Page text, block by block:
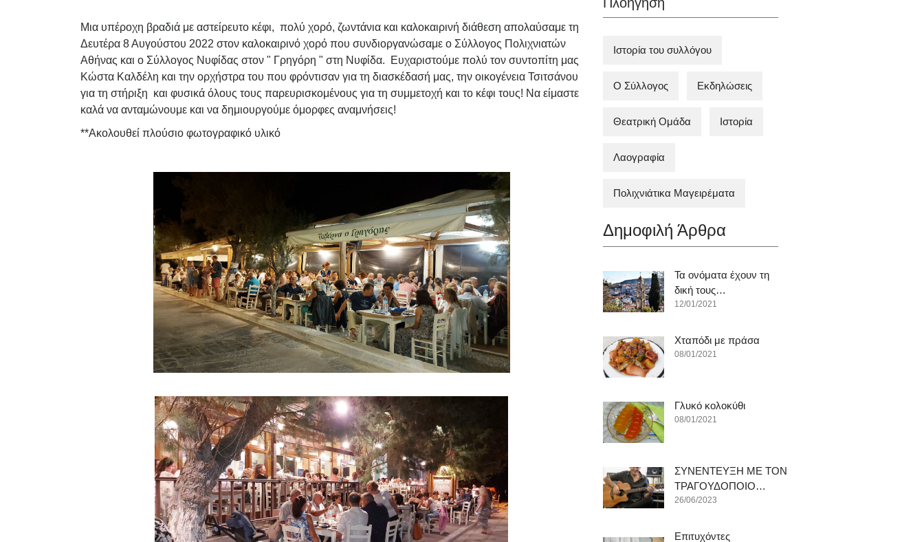
Μια υπέροχη βραδιά με αστείρευτο κέφι, πολύ χορό, ζωντάνια και καλοκαιρινή διάθεση απολαύσαμε τη
Δευτέρα 8 Αυγούστου 2022 στον καλοκαιρινό χορό που συνδιοργανώσαμε ο Σύλλογος Πολιχνιατών
Αθήνας και ο Σύλλογος Νυφίδας στον " Γρηγόρη " στη Νυφίδα. Ευχαριστούμε πολύ τον συντοπίτη μας
Κώστα Καλδέλη και την ορχήστρα του που φρόντισαν για τη διασκέδασή μας, την οικογένεια Τσιτσάνου
για τη στήριξη και φυσικά όλους τους παρευρισκομένους για τη συμμετοχή και το κέφι τους! Να είμαστε
καλά να ανταμώνουμε και να δημιουργούμε όμορφες αναμνήσεις!
**Ακολουθεί πλούσιο φωτογραφικό υλικό
Ιστορία του συλλόγου
Ο Σύλλογος Εκδηλώσεις
Θεατρική Ομάδα Ιστορία
Λαογραφία
Πολιχνιάτικα Mαγειρέματα
Δημοφιλή Άρθρα
Τα ονόματα έχουν τη
δική τους…
12/01/2021
Χταπόδι με πράσα
08/01/2021
Γλυκό κολοκύθι
08/01/2021
ΣΥΝΕΝΤΕΥΞΗ ΜΕ ΤΟΝ
ΤΡΑΓΟΥΔΟΠΟΙΟ…
26/06/2023
Επιτυχόντες